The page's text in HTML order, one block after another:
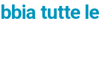
tutte le